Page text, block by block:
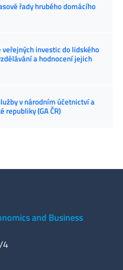
řady hrubého domácího
investic do lidského
a hodnocení jejich
v národním účetnictví a
republiky (GA ČR)
and Business
4